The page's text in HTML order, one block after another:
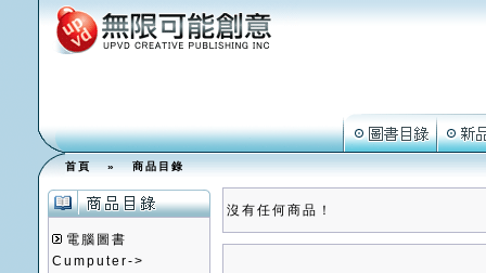
首頁»商品目錄
電腦圖書
Cumputer->
沒有任何商品！